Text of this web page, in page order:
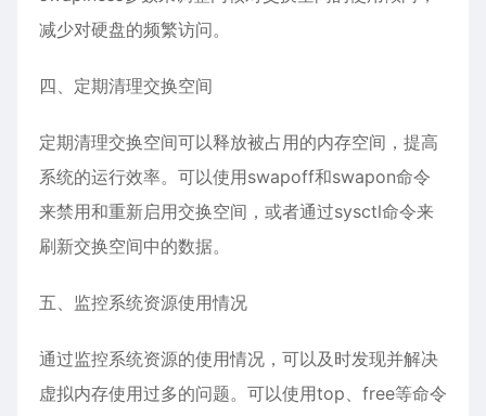
减少对硬盘的频繁访问。
四、定期清理交换空间
定期清理交换空间可以释放被占用的内存空间，提高
系统的运行效率。可以使用swapoff和swapon命令
来禁用和重新启用交换空间，或者通过sysctl命令来
刷新交换空间中的数据。
五、监控系统资源使用情况
通过监控系统资源的使用情况，可以及时发现并解决
虚拟内存使用过多的问题。可以使用top、free等命令